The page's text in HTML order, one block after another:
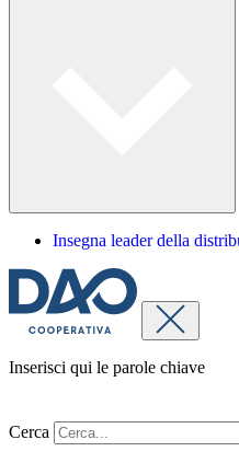
Insegna leader della
Inserisci qui le parole chiave
Cerca